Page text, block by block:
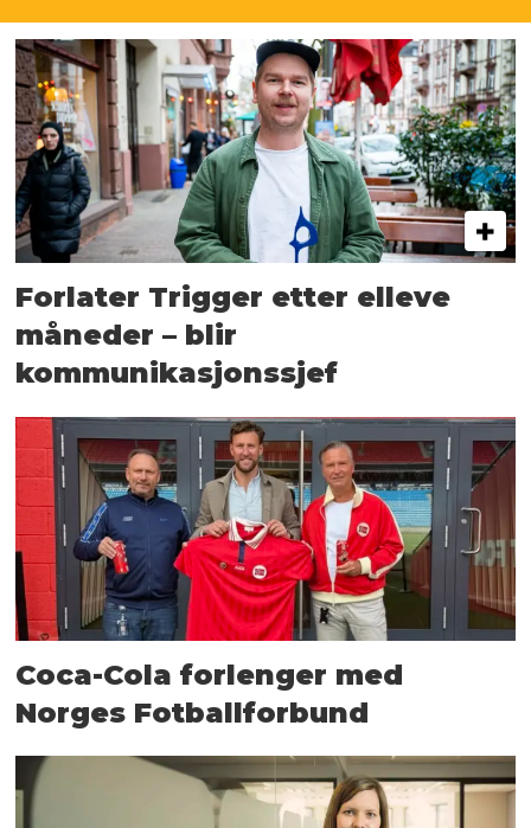
Forlater Trigger etter elleve
måneder – blir
kommunikasjonssjef
Coca-Cola forlenger med
Norges Fotballforbund